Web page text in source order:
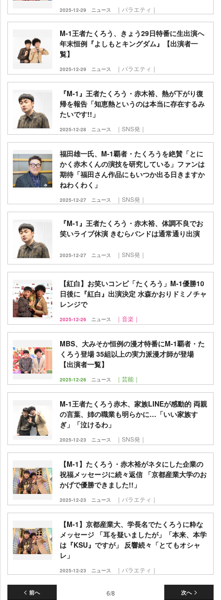
2025-12-29 ニュース ｜バラエティ｜
M-1王者たくろう、きょう29日特番に生出演へ
年末恒例『よしもとキングダム』【出演者一
覧】
2025-12-29 ニュース ｜バラエティ｜
『M‐1』王者たくろう・赤木裕、熱が下がり復
帰を報告「知恵熱というのは本当に存在するみ
たいです!!」
2025-12-28 ニュース ｜SNS発｜
福田雄一氏、M-1覇者・たくろうを絶賛「とに
かく赤木くんの演技を研究している」ファンは
期待「福田さん作品にもいつか出る日きますか
ねわくわく」
2025-12-27 ニュース ｜SNS発｜
『M-1』王者たくろう・赤木裕、体調不良でお
笑いライブ休演 きむらバンドは通常通り出演
2025-12-27 ニュース ｜SNS発｜
【紅白】お笑いコンビ「たくろう」M-1優勝10
日後に『紅白』出演決定 水森かおりドミノチャ
レンジで
2025-12-26 ニュース ｜音楽｜
MBS、大みそか恒例の漫才特番にM-1覇者・た
くろう登場 35組以上の実力派漫才師が登場
【出演者一覧】
2025-12-26 ニュース ｜芸能｜
M-1王者たくろう赤木、家族LINEが感動的 両親
の言葉、姉の職業も明らかに…「いい家族す
ぎ」「泣けるわ」
2025-12-23 ニュース ｜SNS発｜
【M-1】たくろう・赤木裕がネタにした企業の
祝福メッセージに続々返信 「京都産業大学のお
かげで優勝できました!!」
2025-12-23 ニュース ｜バラエティ｜
【M-1】京都産業大、学長名でたくろうに粋な
メッセージ 「耳を疑いましたが」「本来、本学
は『KSU』ですが」 反響続々「とてもオシャ
レ」
2025-12-23 ニュース ｜バラエティ｜
前へ 次へ
6/8